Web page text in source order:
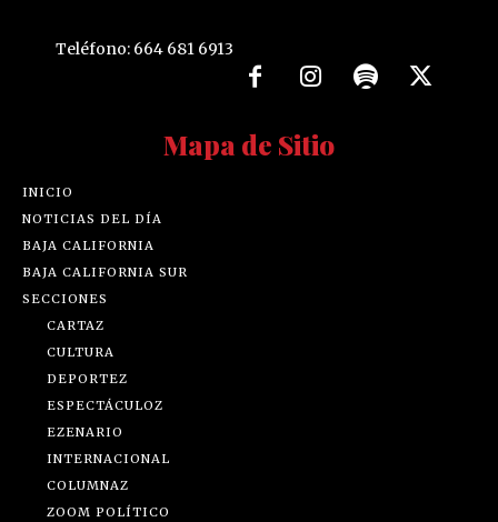
Teléfono: 664 681 6913
Mapa de Sitio
INICIO
NOTICIAS DEL DÍA
BAJA CALIFORNIA
BAJA CALIFORNIA SUR
SECCIONES
CARTAZ
CULTURA
DEPORTEZ
ESPECTÁCULOZ
EZENARIO
INTERNACIONAL
COLUMNAZ
ZOOM POLÍTICO